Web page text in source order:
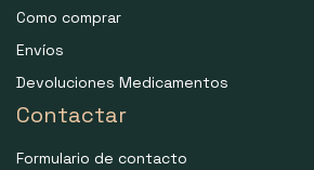
Como comprar
Envíos
Devoluciones Medicamentos
Contactar
Formulario de contacto